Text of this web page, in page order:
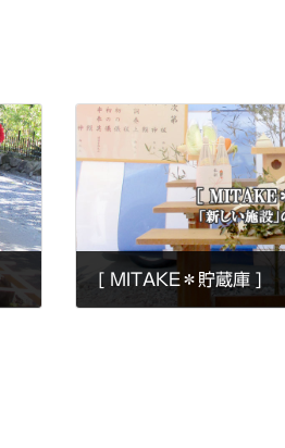
[ MITAKE＊貯蔵庫 ]